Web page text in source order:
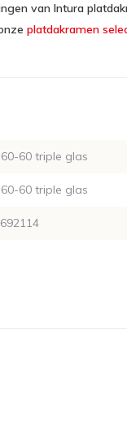
van Intura
platdakramen
60 triple glas
60 triple glas